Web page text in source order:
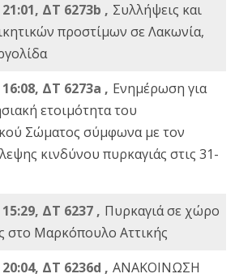
ΔΤ 6273b , Συλλήψεις και
προστίμων σε Λακωνία,
ΔΤ 6273a , Ενημέρωση για
ετοιμότητα του
Σώματος σύμφωνα με τον
κινδύνου πυρκαγιάς στις 31-
ΔΤ 6237 , Πυρκαγιά σε χώρο
στο Μαρκόπουλο Αττικής
ΔΤ 6236d , ΑΝΑΚΟΙΝΩΣΗ